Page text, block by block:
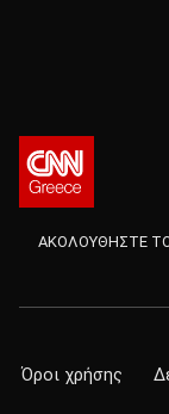
ΑΚΟΛΟΥΘΗΣΤΕ ΤΟ
Όροι χρήσης